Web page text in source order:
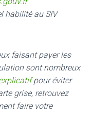
habilité au SIV
faisant payer les
sont nombreux
pour éviter
grise, retrouvez
faire votre